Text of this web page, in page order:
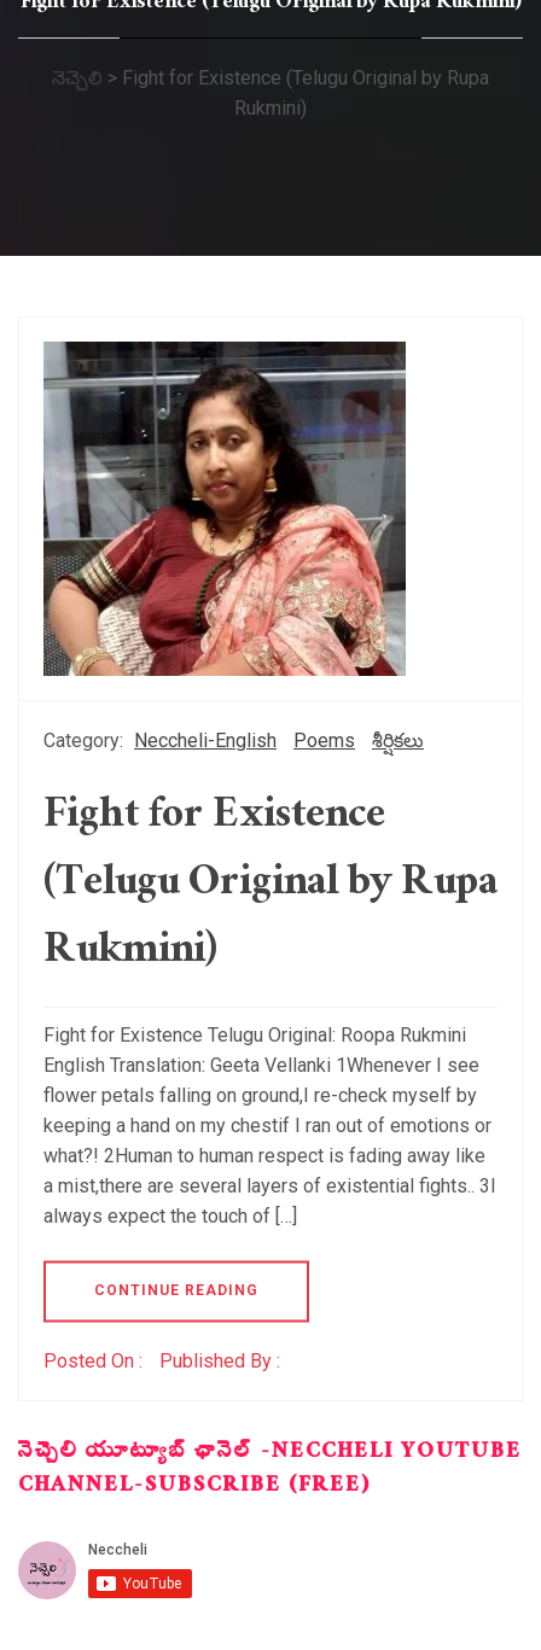
నెచ్చెలి > Fight for Existence (Telugu Original by Rupa
Rukmini)
Category: Neccheli-English Poems శీర్షికలు
Fight for Existence
(Telugu Original by Rupa
Rukmini)
Fight for Existence Telugu Original: Roopa Rukmini
English Translation: Geeta Vellanki 1Whenever I see
flower petals falling on ground,I re-check myself by
keeping a hand on my chestif I ran out of emotions or
what?! 2Human to human respect is fading away like
a mist,there are several layers of existential fights.. 3I
always expect the touch of […]
CONTINUE READING
Posted On : Published By :
నెచ్చెలి యూట్యూబ్ ఛానెల్ -NECCHELI YOUTUBE
CHANNEL-SUBSCRIBE (FREE)